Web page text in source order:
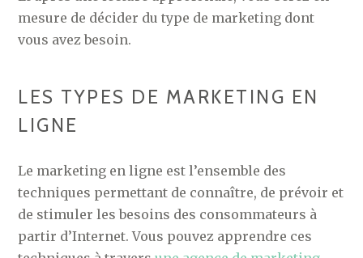
mesure de décider du type de marketing dont
vous avez besoin.
LES TYPES DE MARKETING EN
LIGNE
Le marketing en ligne est l’ensemble des
techniques permettant de connaître, de prévoir et
de stimuler les besoins des consommateurs à
partir d’Internet. Vous pouvez apprendre ces